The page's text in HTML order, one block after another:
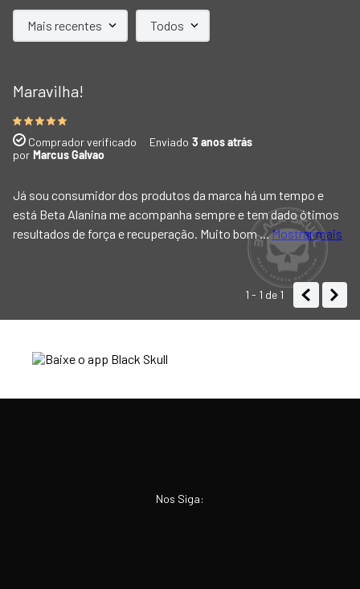
Mais recentes Todos
Maravilha!
Comprador verificado Enviado 3 anos atrás
por Marcus Galvao
Já sou consumidor dos produtos da marca há um tempo e
está Beta Alanina me acompanha sempre e tem dado ótimos
resultados de força e recuperação. Muito bom...Mostrar mais
1 - 1 de 1
Nos Siga: